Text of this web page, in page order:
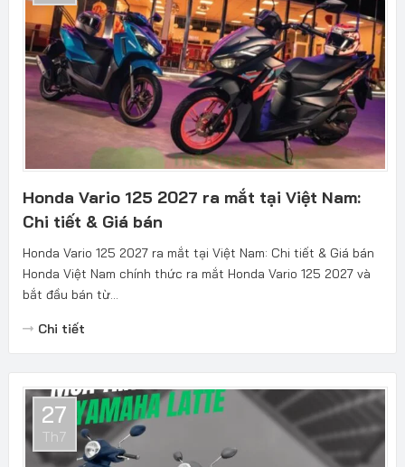
Honda Vario 125 2027 ra mắt tại Việt Nam:
Chi tiết & Giá bán
Honda Vario 125 2027 ra mắt tại Việt Nam: Chi tiết & Giá bán
Honda Việt Nam chính thức ra mắt Honda Vario 125 2027 và
bắt đầu bán từ...
Chi tiết
27
Th7